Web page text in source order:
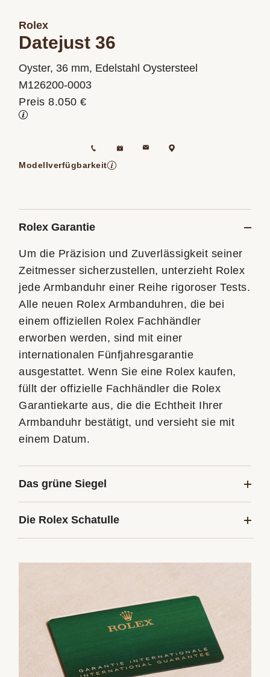
Rolex
Datejust 36
Oyster, 36 mm, Edelstahl Oystersteel
M126200-0003
Preis 8.050 €
+49 (0) 40 60 77 95 80
Termin vereinbaren
Nachricht senden
Modellverfügbarkeit
Rolex Garantie
Um die Präzision und Zuverlässigkeit seiner
Zeitmesser sicherzustellen, unterzieht Rolex
jede Armbanduhr einer Reihe rigoroser Tests.
Alle neuen Rolex Armbanduhren, die bei
einem offiziellen Rolex Fachhändler
erworben werden, sind mit einer
internationalen Fünfjahresgarantie
ausgestattet. Wenn Sie eine Rolex kaufen,
füllt der offizielle Fachhändler die Rolex
Garantiekarte aus, die die Echtheit Ihrer
Armbanduhr bestätigt, und versieht sie mit
einem Datum.
Das grüne Siegel
Die Rolex Schatulle